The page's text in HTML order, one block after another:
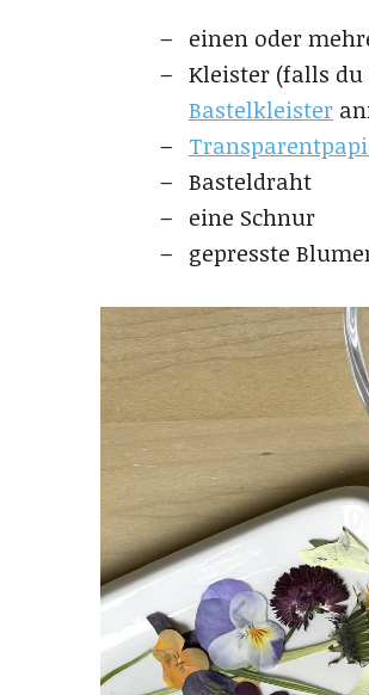
einen oder
Kleister (falls
Bastelkleister
Basteldraht
eine Schnur
gepresste